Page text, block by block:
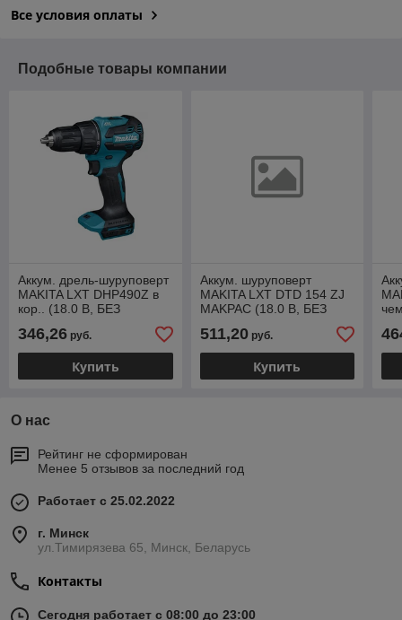
Все условия оплаты
Подобные товары компании
Аккум. дрель-шуруповерт
MAKITA LXT DHP490Z в
кор.. (18.0 В, БЕЗ
АККУМУЛЯТОРА, 2 скор.,
50 Нм, шурупы до 13 мм)
346,26 руб.
Купить
Аккум. шуруповерт
MAKITA LXT DTD 154 ZJ
MAKPAC (18.0 В, БЕЗ
АККУМУЛЯТОРА, 3 скор.,
175 Нм, шурупы до 13
мм)
511,20руб.
Купить
О нас
Рейтинг не сформирован
Менее 5 отзывов за последний год
Работает с 25.02.2022
г. Минск
ул.Тимирязева 65, Минск, Беларусь
Контакты
Сегодня работает с 08:00 до 23:00